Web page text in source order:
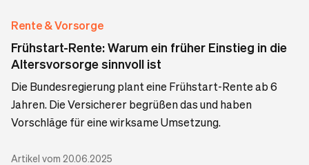
Rente & Vorsorge
Frühstart-Rente: Warum ein früher Einstieg in die
Altersvorsorge sinnvoll ist
Die Bundesregierung plant eine Frühstart-Rente ab 6
Jahren. Die Versicherer begrüßen das und haben
Vorschläge für eine wirksame Umsetzung.
Artikel vom 20.06.2025